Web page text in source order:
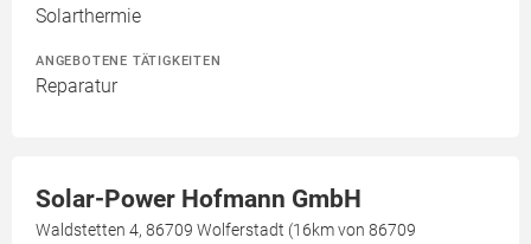
Solarthermie
ANGEBOTENE TÄTIGKEITEN
Reparatur
Solar-Power Hofmann GmbH
Waldstetten 4, 86709 Wolferstadt (16km von 86709